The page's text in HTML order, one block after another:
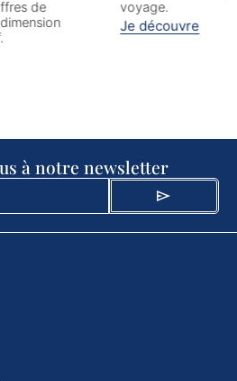
Je découvre
à notre newsletter